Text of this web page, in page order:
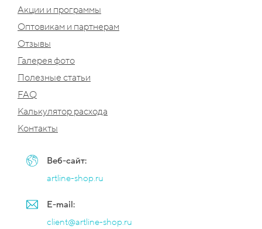
Акции и программы
Оптовикам и партнерам
Отзывы
Галерея фото
Полезные статьи
FAQ
Калькулятор расхода
Контакты
Веб-сайт:
artline-shop.ru
E-mail:
client@artline-shop.ru